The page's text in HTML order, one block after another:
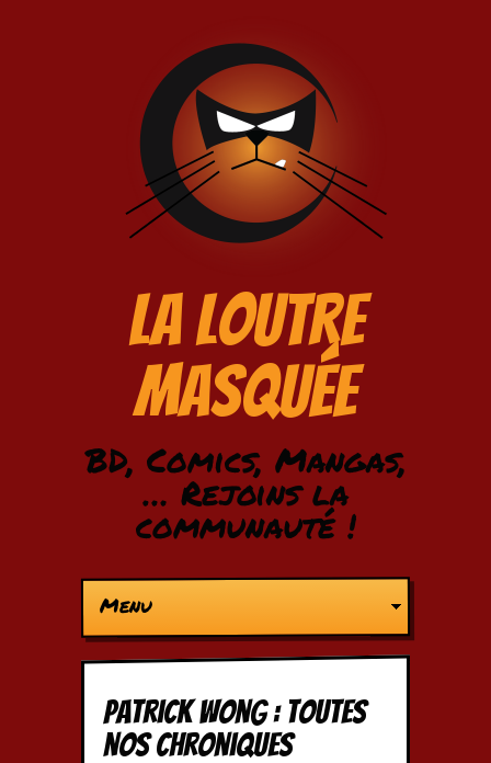
La Loutre
Masquée
BD, Comics, Mangas,
… Rejoins la
communauté !
Menu
Patrick Wong : Toutes
nos chroniques